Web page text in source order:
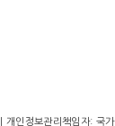
개인정보관리책임자: